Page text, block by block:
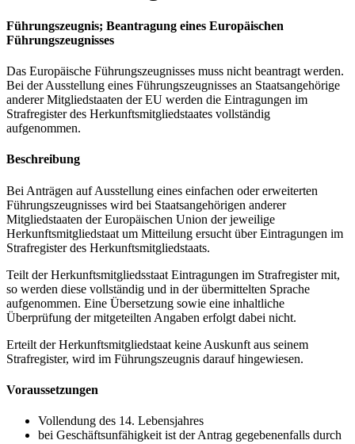
Führungszeugnis; Beantragung eines Europäischen
Führungszeugnisses
Das Europäische Führungszeugnisses muss nicht beantragt werden.
Bei der Ausstellung eines Führungszeugnisses an Staatsangehörige
anderer Mitgliedstaaten der EU werden die Eintragungen im
Strafregister des Herkunftsmitgliedstaates vollständig
aufgenommen.
Beschreibung
Bei Anträgen auf Ausstellung eines einfachen oder erweiterten
Führungszeugnisses wird bei Staatsangehörigen anderer
Mitgliedstaaten der Europäischen Union der jeweilige
Herkunftsmitgliedstaat um Mitteilung ersucht über Eintragungen im
Strafregister des Herkunftsmitgliedstaats.
Teilt der Herkunftsmitgliedsstaat Eintragungen im Strafregister mit,
so werden diese vollständig und in der übermittelten Sprache
aufgenommen. Eine Übersetzung sowie eine inhaltliche
Überprüfung der mitgeteilten Angaben erfolgt dabei nicht.
Erteilt der Herkunftsmitgliedstaat keine Auskunft aus seinem
Strafregister, wird im Führungszeugnis darauf hingewiesen.
Voraussetzungen
Vollendung des 14. Lebensjahres
bei Geschäftsunfähigkeit ist der Antrag gegebenenfalls durch